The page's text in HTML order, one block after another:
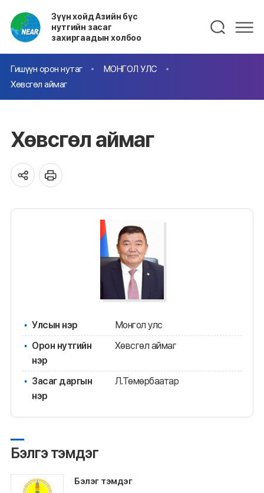
Зүүн хойд Азийн бүс
нутгийн засаг
захиргаадын холбоо
Гишүүн орон нутаг
МОНГОЛ УЛС
Хөвсгөл аймаг
Хөвсгөл аймаг
Улсын нэр
Монгол улс
Орон нутгийн
нэр
Хөвсгөл аймаг
Засаг даргын
нэр
Л.Төмөрбаатар
Бэлгэ тэмдэг
Бэлэг тэмдэг